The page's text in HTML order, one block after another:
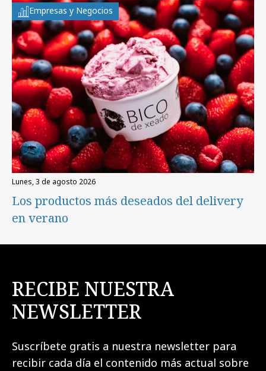
Empresas y Negocios
lunes, 3 de agosto 2026
Los productos más deseados del delivery
en verano
RECIBE NUESTRA
NEWSLETTER
Suscríbete gratis a nuestra newsletter para
recibir cada día el contenido más actual sobre